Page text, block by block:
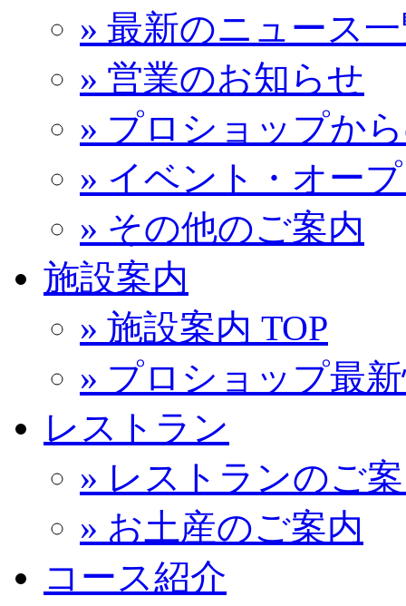
» 最新のニュース
» 営業のお知らせ
» プロショップか
» イベント・オー
» その他のご案内
施設案内
» 施設案内 TOP
» プロショップ最
レストラン
» レストランのご
» お土産のご案内
コース紹介